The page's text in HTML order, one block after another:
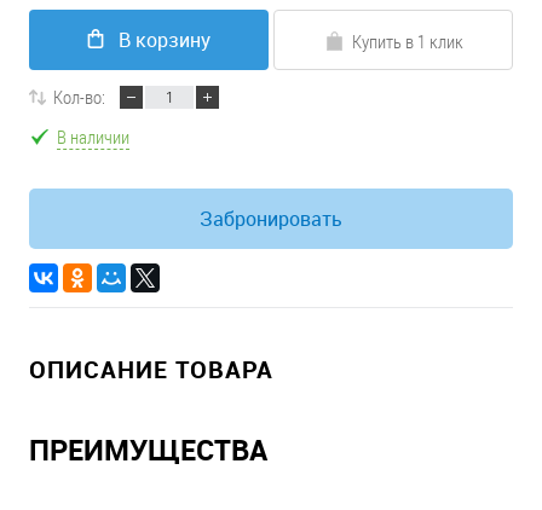
В корзину Купить в 1 клик
Кол-во:
В наличии
Забронировать
ОПИСАНИЕ ТОВАРА
ПРЕИМУЩЕСТВА